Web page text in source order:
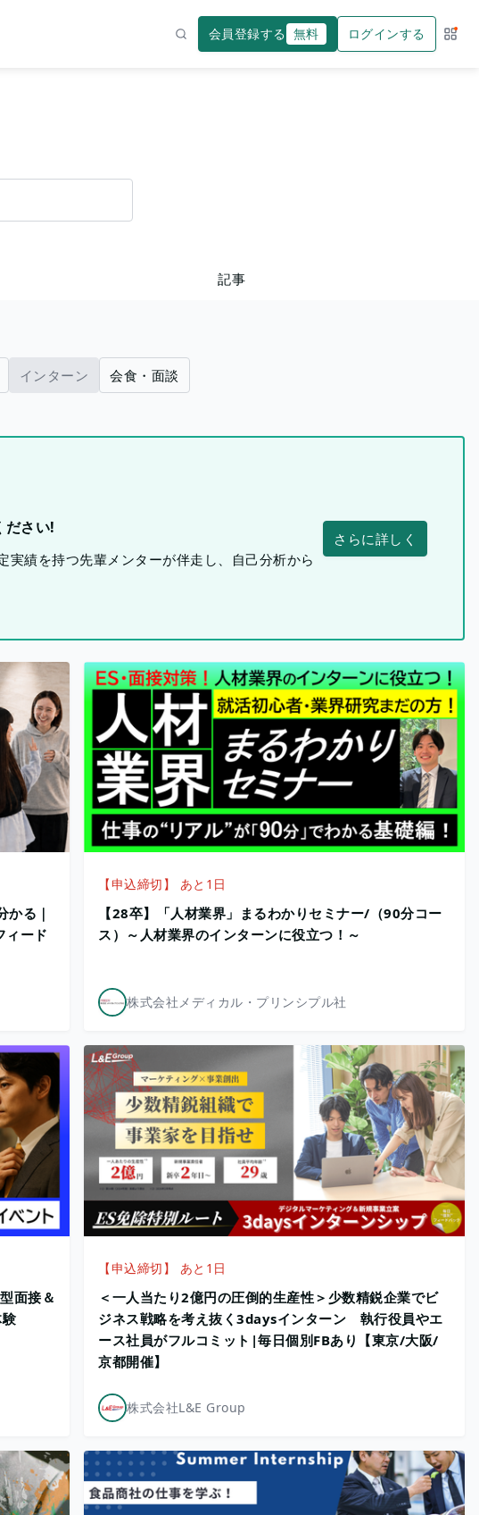
会員登録する 無料 ログインする サー
記事
インターン 会食・面談
ださい!
績を持つ先輩メンターが伴走し、自己分析から
さらに詳しく
かる｜
ィード
【申込締切】 あと1日
【28卒】「人材業界」まるわかりセミナー/（90分コー
ス）～人材業界のインターンに役立つ！～
株式会社メディカル・プリンシプル社
面接＆
【申込締切】 あと1日
＜一人当たり2億円の圧倒的生産性＞少数精鋭企業でビ
ジネス戦略を考え抜く3daysインターン 執行役員やエ
ース社員がフルコミット|毎日個別FBあり【東京/大阪/
京都開催】
株式会社L&E Group